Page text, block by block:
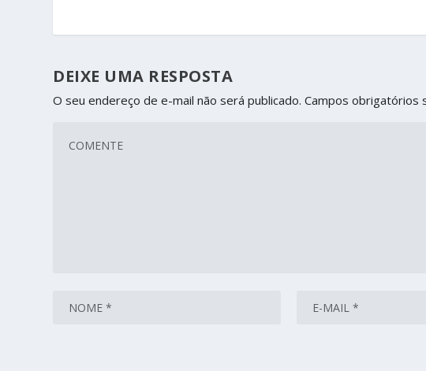
DEIXE UMA RESPOSTA
O seu endereço de e-mail não será publicado. Campos obrigatórios